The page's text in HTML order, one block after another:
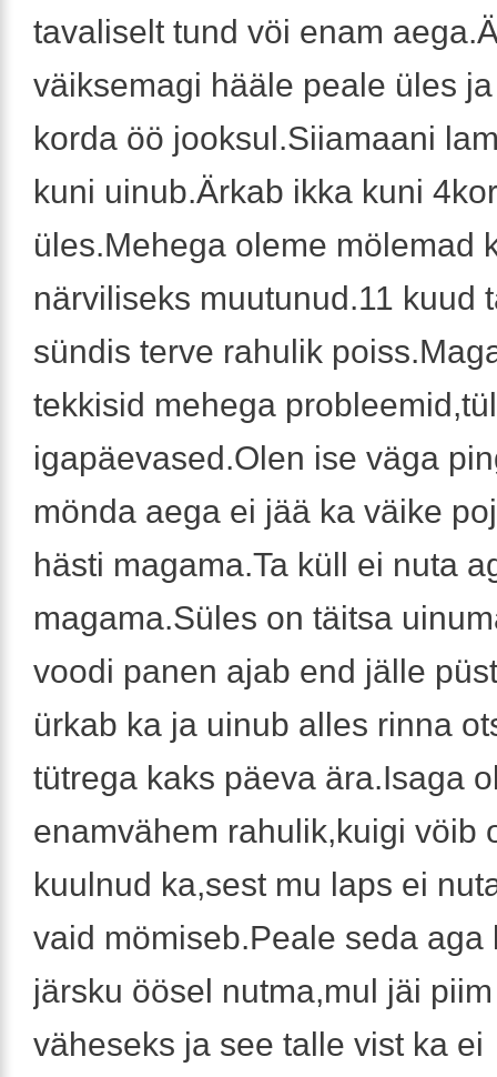
tavaliselt tund vöi enam
väiksemagi hääle peale üles
korda öö jooksul.Siiamaani
kuni uinub.Ärkab ikka kuni
üles.Mehega oleme mölemad
närviliseks muutunud.11 kuud
sündis terve rahulik
tekkisid mehega
igapäevased.Olen ise väga
mönda aega ei jää ka väike
hästi magama.Ta küll ei nuta
magama.Süles on täitsa
voodi panen ajab end jälle
ürkab ka ja uinub alles rinna
tütrega kaks päeva ära.Isaga
enamvähem rahulik,kuigi vöib
kuulnud ka,sest mu laps ei
vaid mömiseb.Peale seda aga
järsku öösel nutma,mul jäi
väheseks ja see talle vist ka ei